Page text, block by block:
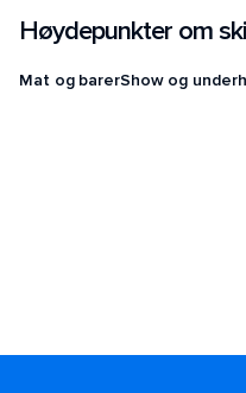
Høydepunkter om
Mat og barerShow og